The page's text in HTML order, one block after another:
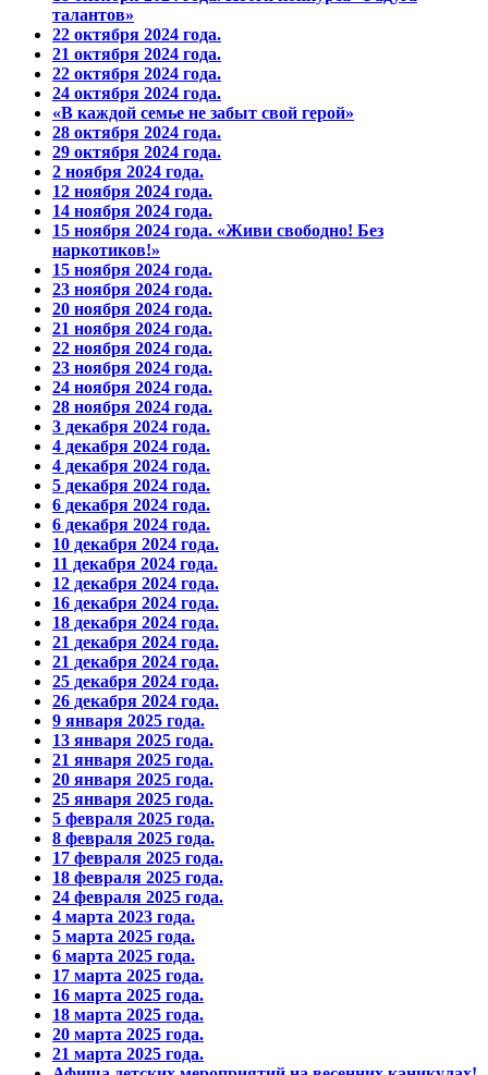
талантов»
22 октября 2024 года.
21 октября 2024 года.
22 октября 2024 года.
24 октября 2024 года.
«В каждой семье не забыт свой герой»
28 октября 2024 года.
29 октября 2024 года.
2 ноября 2024 года.
12 ноября 2024 года.
14 ноября 2024 года.
15 ноября 2024 года. «Живи свободно! Без
наркотиков!»
15 ноября 2024 года.
23 ноября 2024 года.
20 ноября 2024 года.
21 ноября 2024 года.
22 ноября 2024 года.
23 ноября 2024 года.
24 ноября 2024 года.
28 ноября 2024 года.
3 декабря 2024 года.
4 декабря 2024 года.
4 декабря 2024 года.
5 декабря 2024 года.
6 декабря 2024 года.
6 декабря 2024 года.
10 декабря 2024 года.
11 декабря 2024 года.
12 декабря 2024 года.
16 декабря 2024 года.
18 декабря 2024 года.
21 декабря 2024 года.
21 декабря 2024 года.
25 декабря 2024 года.
26 декабря 2024 года.
9 января 2025 года.
13 января 2025 года.
21 января 2025 года.
20 января 2025 года.
25 января 2025 года.
5 февраля 2025 года.
8 февраля 2025 года.
17 февраля 2025 года.
18 февраля 2025 года.
24 февраля 2025 года.
4 марта 2023 года.
5 марта 2025 года.
6 марта 2025 года.
17 марта 2025 года.
16 марта 2025 года.
18 марта 2025 года.
20 марта 2025 года.
21 марта 2025 года.